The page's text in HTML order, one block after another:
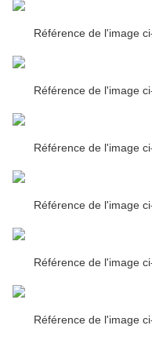
Référence de l'image
Référence de l'image
Référence de l'image
Référence de l'image
Référence de l'image
Référence de l'image